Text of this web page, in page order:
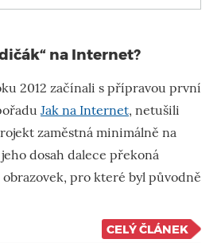
na Internet?
2012 začínali s přípravou první
Jak na Internet, netušili
zaměstná minimálně na
dosah dalece překoná
pro které byl původně
CELÝ ČLÁNEK